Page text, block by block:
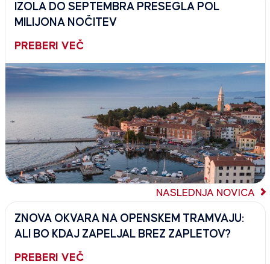
IZOLA DO SEPTEMBRA PRESEGLA POL
MILIJONA NOČITEV
PREBERI VEČ
NASLEDNJA NOVICA
ZNOVA OKVARA NA OPENSKEM TRAMVAJU:
ALI BO KDAJ ZAPELJAL BREZ ZAPLETOV?
PREBERI VEČ